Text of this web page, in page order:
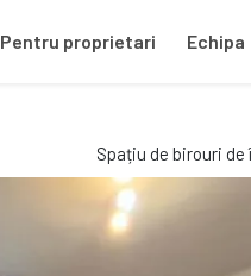
Pentru proprietari Echipa
Spațiu de birouri